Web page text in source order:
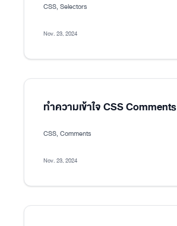
CSS, Selectors
Nov. 23, 2024
ทำความเข้าใจ CSS Comments
CSS, Comments
Nov. 23, 2024